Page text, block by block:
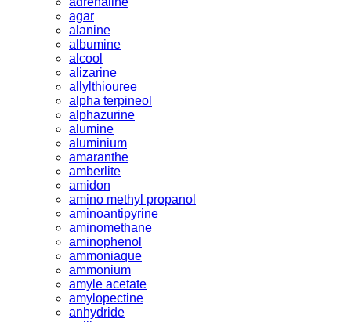
agar
alanine
albumine
alcool
alizarine
allylthiouree
alpha terpineol
alphazurine
alumine
aluminium
amaranthe
amberlite
amidon
amino methyl propanol
aminoantipyrine
aminomethane
aminophenol
ammoniaque
ammonium
amyle acetate
amylopectine
anhydride